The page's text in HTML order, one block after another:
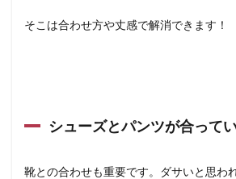
そこは合わせ方や丈感で解消できます！
シューズとパンツが合って
靴との合わせも重要です。ダサいと思わ